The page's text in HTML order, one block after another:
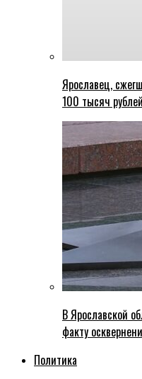
Ярославец,
100 тысяч
В Ярославской
факту
Политика